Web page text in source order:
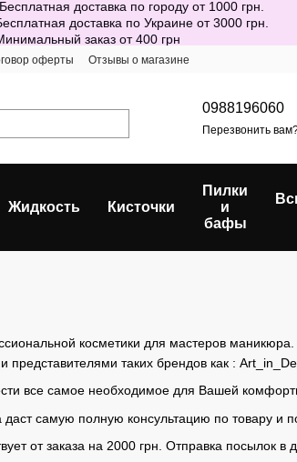
Бесплатная доставка по городу от 1000 грн.
доставка по Украине от 3000 грн.
заказ от 400 грн
оферты Отзывы о магазине
0988196060
Перезвонить
Жидкость Кисточки
Пилки
и
бафы
косметики для мастеров
таких брендов как :
все самое необходимое для Вашей
самую полную консультацию по товару и
от заказа на 2000 грн. Отправка посылок